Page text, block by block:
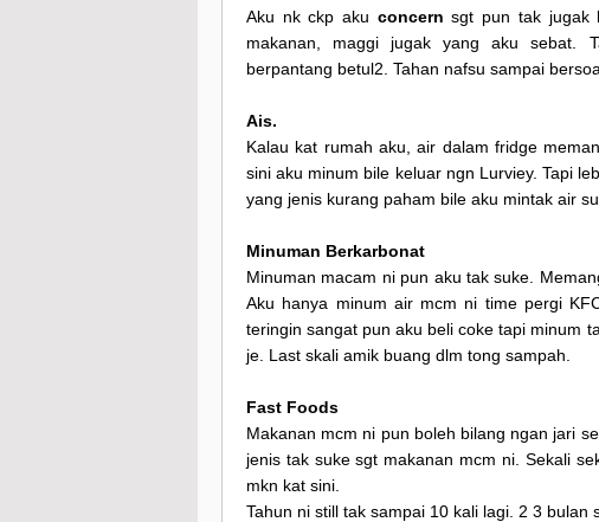
Aku nk ckp aku concernsgt pun tak jugak
makanan, maggi jugak yang aku sebat.
berpantang betul2. Tahan nafsu sampai
Ais.
Kalau kat rumah aku, air dalam fridge
sini aku minum bile keluar ngn Lurviey. Tapi
yang jenis kurang paham bile aku mintak air
Minuman Berkarbonat
Minuman macam ni pun aku tak suke.
Aku hanya minum air mcm ni time pergi
teringin sangat pun aku beli coke tapi minum
je. Last skali amik buang dlm tong sampah.
Fast Foods
Makanan mcm ni pun boleh bilang ngan jari
jenis tak suke sgt makanan mcm ni. Sekali
mkn kat sini.
Tahun ni still tak sampai 10 kali lagi. 2 3 bulan